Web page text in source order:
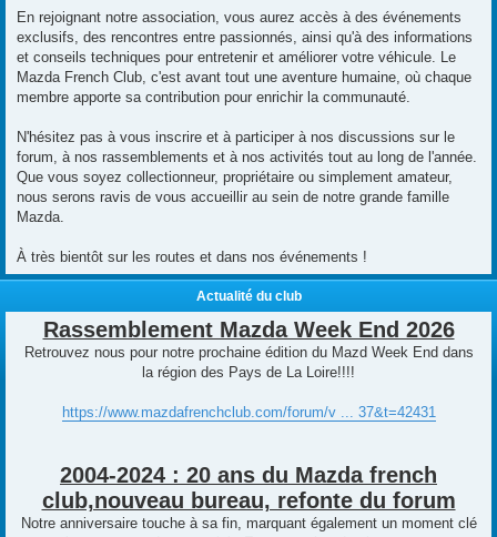
En rejoignant notre association, vous aurez accès à des événements
exclusifs, des rencontres entre passionnés, ainsi qu'à des informations
et conseils techniques pour entretenir et améliorer votre véhicule. Le
Mazda French Club, c'est avant tout une aventure humaine, où chaque
membre apporte sa contribution pour enrichir la communauté.
N'hésitez pas à vous inscrire et à participer à nos discussions sur le
forum, à nos rassemblements et à nos activités tout au long de l'année.
Que vous soyez collectionneur, propriétaire ou simplement amateur,
nous serons ravis de vous accueillir au sein de notre grande famille
Mazda.
À très bientôt sur les routes et dans nos événements !
Actualité du club
Rassemblement Mazda Week End 2026
Retrouvez nous pour notre prochaine édition du Mazd Week End dans
la région des Pays de La Loire!!!!
https://www.mazdafrenchclub.com/forum/v ... 37&t=42431
2004-2024 : 20 ans du Mazda french
club,nouveau bureau, refonte du forum
Notre anniversaire touche à sa fin, marquant également un moment clé